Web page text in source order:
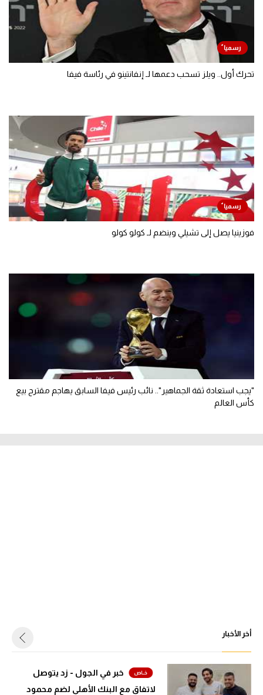
تحرك أول.. ويلز تسحب دعمها لـ إنفانتينو في رئاسة فيفا
فوزينيا يصل إلى تشيلي وينضم لـ كولو كولو
"يجب استعادة ثقة الجماهير".. نائب رئيس فيفا السابق يهاجم مقترح بيع
كأس العالم
أخر الأخبار
خبر في الجول - زد يتوصل
لاتفاق مع البنك الأهلي لضم محمود